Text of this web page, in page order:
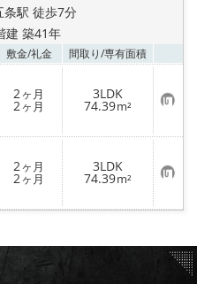
条駅 徒歩7分
建 築41年
敷金/礼金 間取り/専有面積
2ヶ月
2ヶ月
3LDK
74.39m² お
気
に
入
り
登
録
2ヶ月
2ヶ月
3LDK
74.39m² お
気
に
入
録